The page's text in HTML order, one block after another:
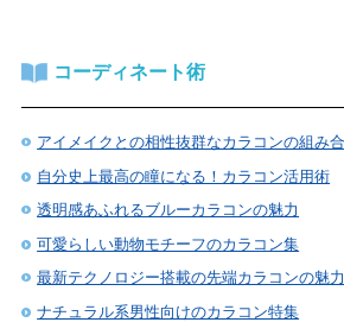
コーディネート術
アイメイクとの相性抜群なカラコンの組み
自分史上最高の瞳になる！カラコン活用術
透明感あふれるブルーカラコンの魅力
可愛らしい動物モチーフのカラコン集
最新テクノロジー搭載の先端カラコンの魅力
ナチュラル系男性向けのカラコン特集